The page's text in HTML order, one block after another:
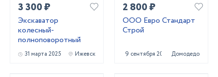
3 300 ₽
Экскаватор
колесный-
полноповоротный
31 марта 2025 Ижевск
2 800 ₽
ООО Евро Стандарт
Строй
9 сентября 2023 Домодедово